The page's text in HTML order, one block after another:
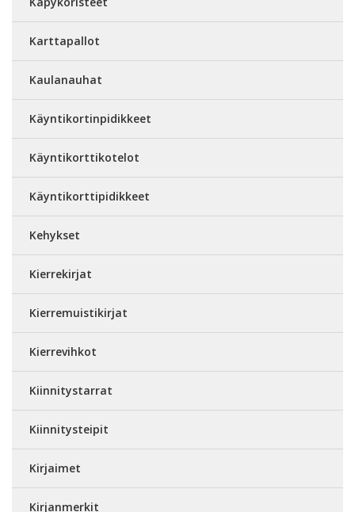
Karttapallot
Kaulanauhat
Käyntikortinpidikkeet
Käyntikorttikotelot
Käyntikorttipidikkeet
Kehykset
Kierrekirjat
Kierremuistikirjat
Kierrevihkot
Kiinnitystarrat
Kiinnitysteipit
Kirjaimet
Kirjanmerkit